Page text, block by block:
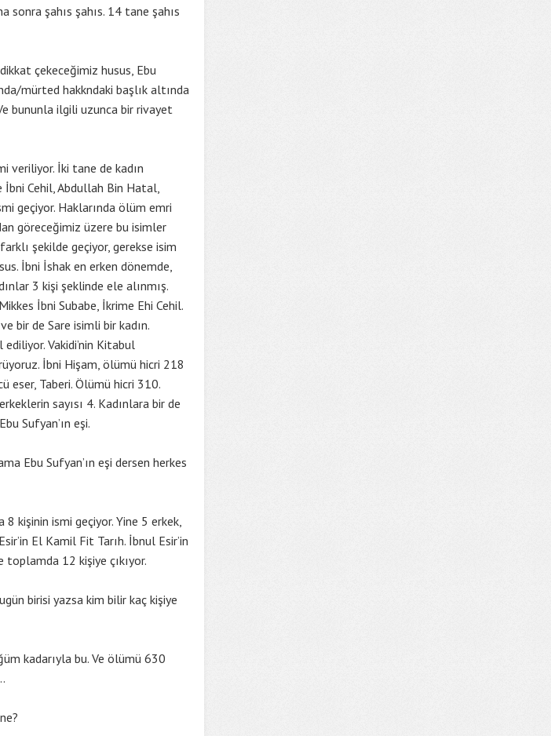
sonra şahıs şahıs. 14 tane şahıs
çekeceğimiz husus, Ebu
mürted hakkndaki başlık altında
bununla ilgili uzunca bir rivayet
veriliyor. İki tane de kadın
İbni Cehil, Abdullah Bin Hatal,
geçiyor. Haklarında ölüm emri
göreceğimiz üzere bu isimler
şekilde geçiyor, gerekse isim
İbni İshak en erken dönemde,
3 kişi şeklinde ele alınmış.
İbni Subabe, İkrime Ehi Cehil.
bir de Sare isimli bir kadın.
ediliyor. Vakidi’nin Kitabul
İbni Hişam, ölümü hicri 218
eser, Taberi. Ölümü hicri 310.
sayısı 4. Kadınlara bir de
Sufyan’ın eşi.
Ebu Sufyan’ın eşi dersen herkes
kişinin ismi geçiyor. Yine 5 erkek,
El Kamil Fit Tarıh. İbnul Esir’in
12 kişiye çıkıyor.
birisi yazsa kim bilir kaç kişiye
kadarıyla bu. Ve ölümü 630